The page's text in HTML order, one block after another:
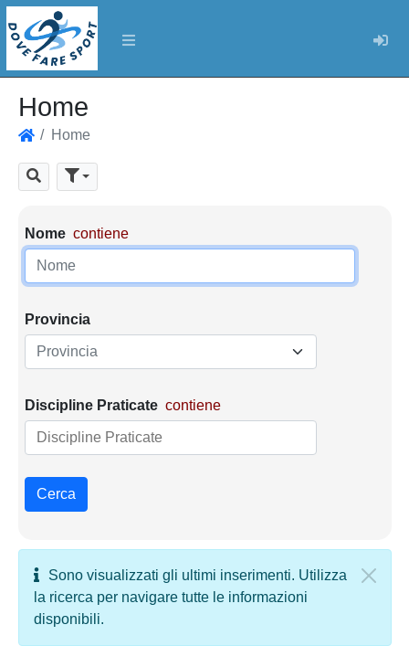
Home
Home
CercaParametri di ricerca
Nome contiene
Provincia
Provincia
Discipline Praticate contiene
Cerca
Sono visualizzati gli ultimi inserimenti. Utilizza
la ricerca per navigare tutte le informazioni
disponibili.